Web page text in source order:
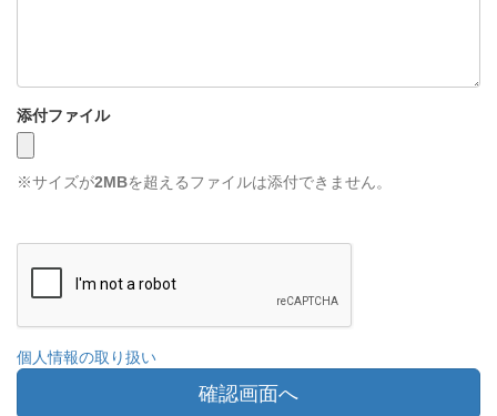
添付ファイル
※サイズが2MBを超えるファイルは添付できません。
個人情報の取り扱い
確認画面へ